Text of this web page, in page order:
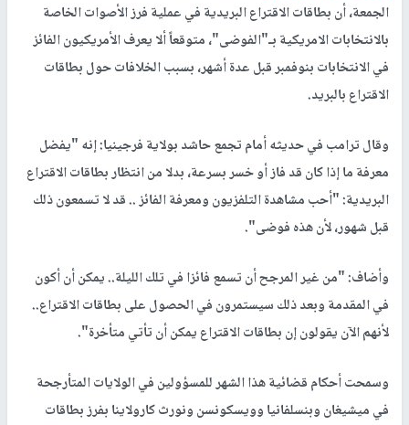
الجمعة، أن بطاقات الاقتراع البريدية في عملية فرز الأصوات الخاصة
بالانتخابات الامريكية بـ"الفوضى"، متوقعاً ألا يعرف الأمريكيون الفائز
في الانتخابات بنوفمبر قبل عدة أشهر، بسبب الخلافات حول بطاقات
الاقتراع بالبريد.
وقال ترامب في حديثه أمام تجمع حاشد بولاية فرجينيا: إنه "يفضل
معرفة ما إذا كان قد فاز أو خسر بسرعة، بدلا من انتظار بطاقات الاقتراع
البريدية: "أحب مشاهدة التلفزيون ومعرفة الفائز .. قد لا تسمعون ذلك
قبل شهور، لأن هذه فوضى".
وأضاف: "من غير المرجح أن تسمع فائزا في تلك الليلة.. يمكن أن أكون
في المقدمة وبعد ذلك سيستمرون في الحصول على بطاقات الاقتراع..
لأنهم الآن يقولون إن بطاقات الاقتراع يمكن أن تأتي متأخرة".
وسمحت أحكام قضائية هذا الشهر للمسؤولين في الولايات المتأرجحة
في ميشيغان وبنسلفانيا وويسكونسن ونورث كارولاينا بفرز بطاقات